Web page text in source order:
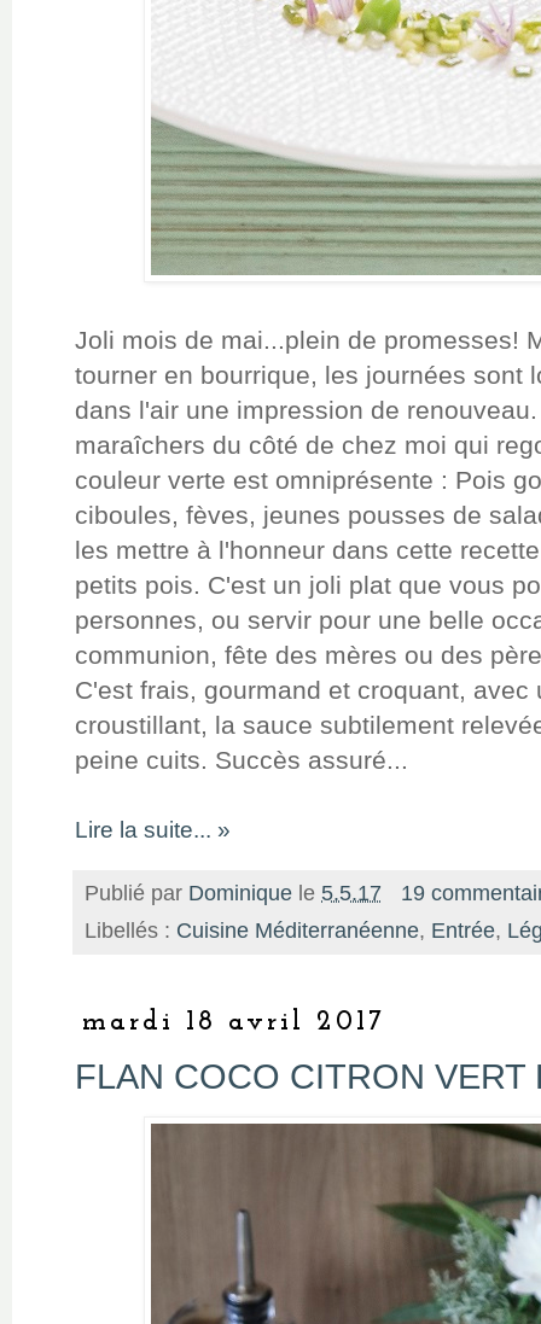
Joli mois de mai...plein de promesses!
tourner en bourrique, les journées sont
dans l'air une impression de
maraîchers du côté de chez moi qui
couleur verte est omniprésente : Pois
ciboules, fèves, jeunes pousses de
les mettre à l'honneur dans cette
petits pois. C'est un joli plat que vous
personnes, ou servir pour une belle
communion, fête des mères ou des
C'est frais, gourmand et croquant,
croustillant, la sauce subtilement
peine cuits. Succès assuré...
Lire la suite... »
Publié par Dominique le 5.5.17
19
Libellés : Cuisine Méditerranéenne, Entrée,
mardi 18 avril 2017
FLAN COCO CITRON VERT